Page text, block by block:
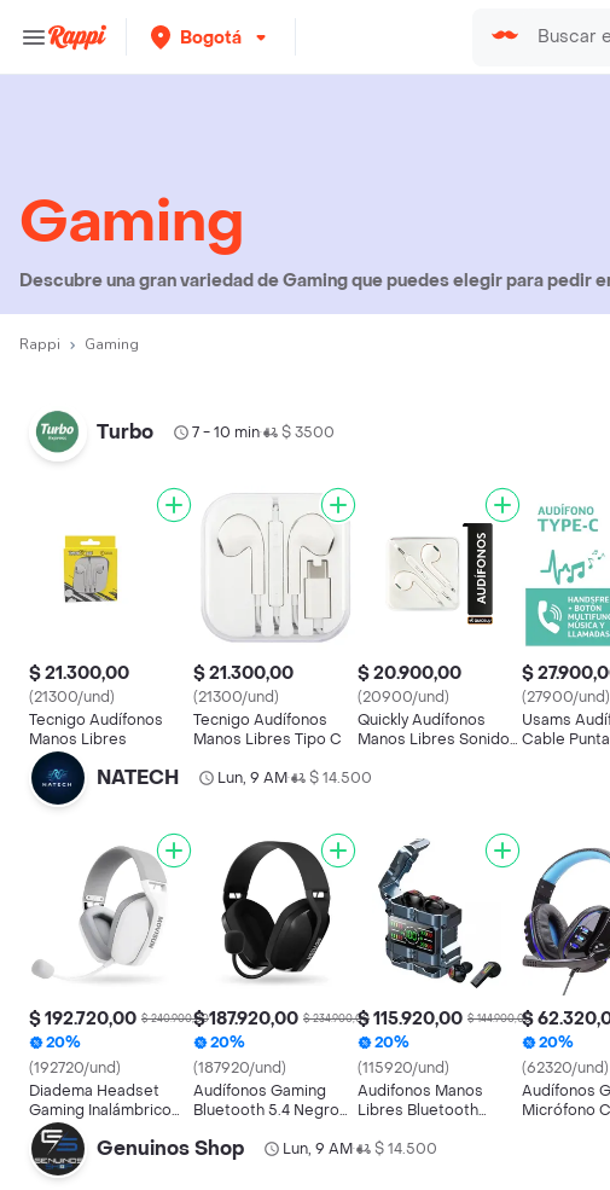
Bogotá
Gaming
Descubre una gran variedad de Gaming que puedes elegir para
Rappi Gaming
Turbo 7 - 10 min• $ 3500
$ 21.300,00
(21300/und)
Tecnigo Audífonos
Manos Libres
$ 21.300,00
(21300/und)
Tecnigo Audífonos
Manos Libres Tipo C
$ 20.900,00
(20900/und)
Quickly Audífonos
Manos Libres Sonido
mm
$
(27900/und)
Usams
Cable
NATECH Lun, 9 AM• $ 14.500
$ 192.720,00 $ 240.900,00
20%
(192720/und)
Diadema Headset
Gaming Inalámbrico
Movisun Kg-200
Bluetooth 5.4
Micrófono Enc
$ 187.920,00 $ 234.900,00
20%
(187920/und)
Audífonos Gaming
Bluetooth 5.4 Negro
Micrófono
$ 115.920,00 $ 144.900,00
20%
(115920/und)
Audifonos Manos
Libres Bluetooth
Digital
$
20%
(62320/und)
Audífonos
Micrófono
Genuinos Shop Lun, 9 AM• $ 14.500